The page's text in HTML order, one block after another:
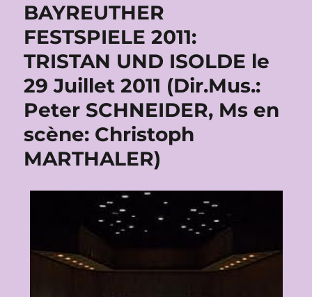
BAYREUTHER
FESTSPIELE 2011:
TRISTAN UND ISOLDE le
29 Juillet 2011 (Dir.Mus.:
Peter SCHNEIDER, Ms en
scène: Christoph
MARTHALER)